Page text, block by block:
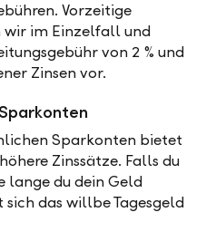
Vorzeitige
im Einzelfall und
von 2 % und
Zinsen vor.
Sparkonten bietet
Zinssätze. Falls du
lange du dein Geld
das willbe Tagesgeld